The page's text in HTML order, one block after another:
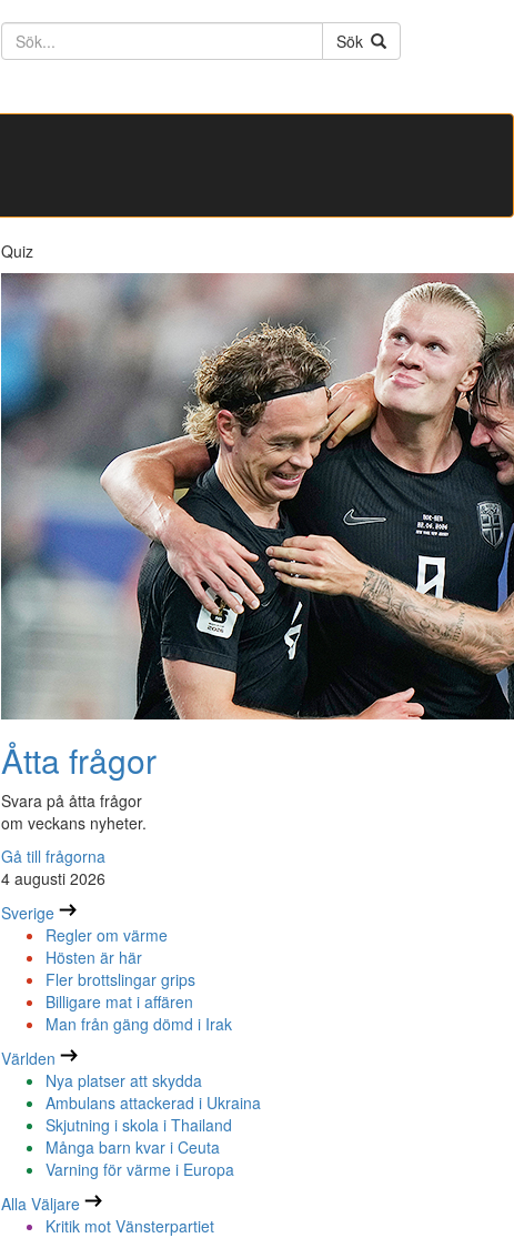
Söktext
Sök
Quiz
Åtta frågor
Svara på åtta frågor
om veckans nyheter.
Gå till frågorna
4 augusti 2026
Sverige
Regler om värme
Hösten är här
Fler brottslingar grips
Billigare mat i affären
Man från gäng dömd i Irak
Världen
Nya platser att skydda
Ambulans attackerad i Ukraina
Skjutning i skola i Thailand
Många barn kvar i Ceuta
Varning för värme i Europa
Alla Väljare
Kritik mot Vänsterpartiet